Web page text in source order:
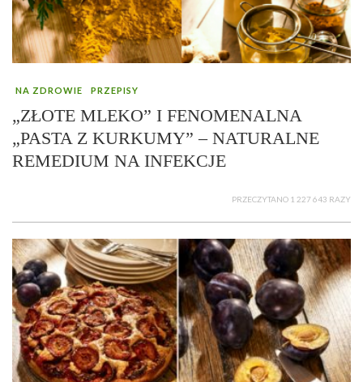
NA ZDROWIE PRZEPISY
„ZŁOTE MLEKO” I FENOMENALNA
„PASTA Z KURKUMY” – NATURALNE
REMEDIUM NA INFEKCJE
PRZECZYTANO 1 227 643 RAZY